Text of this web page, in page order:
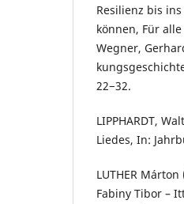
Resilienz bis
können, Für
Wegner,
22−32.
LIPPHARDT,
Liedes, In:
LUTHER
Fabiny Tibor –